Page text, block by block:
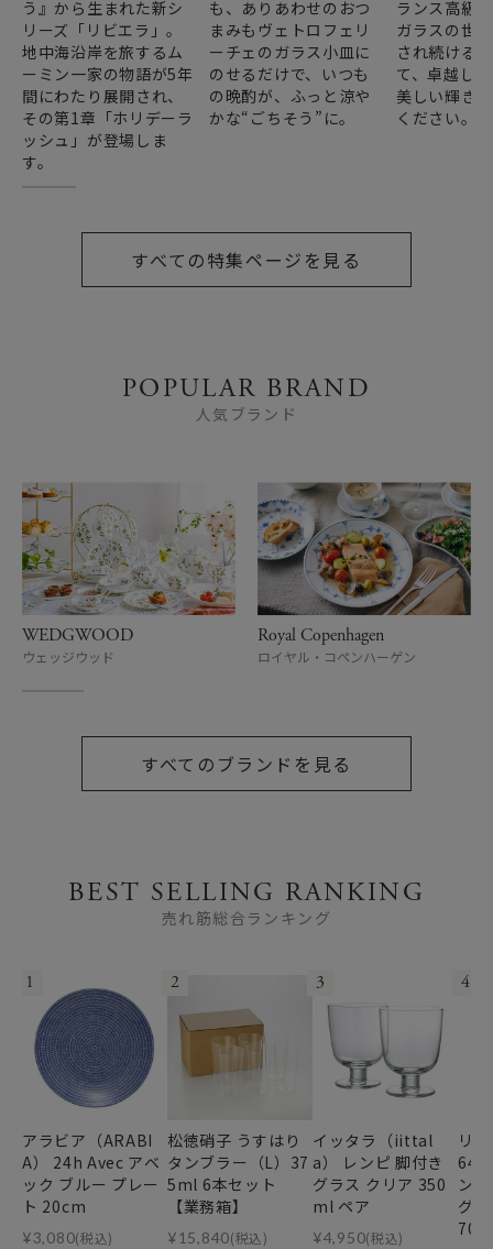
う』から生まれた新シ
リーズ「リビエラ」。
地中海沿岸を旅するム
ーミン一家の物語が5年
間にわたり展開され、
その第1章「ホリデーラ
ッシュ」が登場しま
す。
も、ありあわせのおつ
まみもヴェトロフェリ
ーチェのガラス小皿に
のせるだけで、いつも
の晩酌が、ふっと涼や
かな“ごちそう”に。
ランス高級
ガラスの世
され続ける
て、卓越し
美しい輝き
ください。
すべての特集ページを見る
POPULAR BRAND
人気ブランド
WEDGWOOD
ウェッジウッド
Royal Copenhagen
ロイヤル・コペンハーゲン
すべてのブランドを見る
BEST SELLING RANKING
売れ筋総合ランキング
1
アラビア（ARABI
A） 24h Avec アベ
ック ブルー プレー
ト 20cm
¥3,080(税込)
2
松徳硝子 うすはり
タンブラー（L）37
5ml 6本セット
【業務箱】
¥15,840(税込)
3
イッタラ（iittal
a） レンピ 脚付き
グラス クリア 350
ml ペア
¥4,950(税込)
4
リ
ン
グ